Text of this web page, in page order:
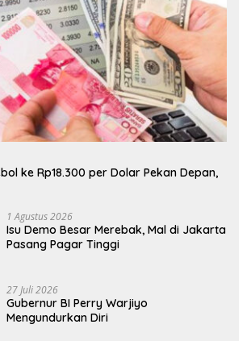
ke Rp18.300 per Dolar Pekan Depan,
1 Agustus 2026
Isu Demo Besar Merebak, Mal di Jakarta
Pasang Pagar Tinggi
27 Juli 2026
Gubernur BI Perry Warjiyo
Mengundurkan Diri